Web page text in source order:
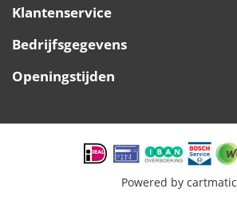
Klantenservice
Bedrijfsgegevens
Openingstijden
Powered by cartmatic